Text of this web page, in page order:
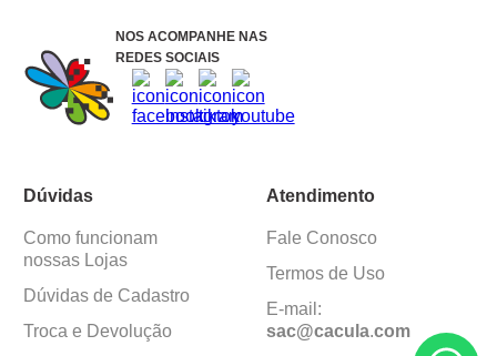
NOS ACOMPANHE NAS
REDES SOCIAIS
Dúvidas
Como funcionam
nossas Lojas
Dúvidas de Cadastro
Troca e Devolução
Atendimento
Fale Conosco
Termos de Uso
E-mail:
sac@cacula.com